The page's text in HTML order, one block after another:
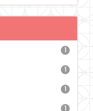
1
1
1
1